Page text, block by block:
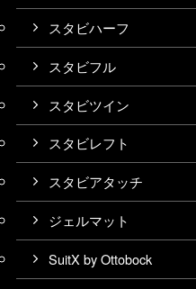
スタビハーフ
スタビフル
スタビツイン
スタビレフト
スタビアタッチ
ジェルマット
SuitX by Ottobock